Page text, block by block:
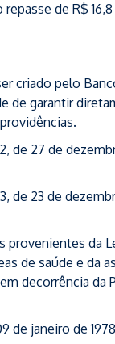
de R$
criado pelo
de garantir
de 27 de
de 23 de
provenientes da
de saúde e da
decorrência da
de janeiro de